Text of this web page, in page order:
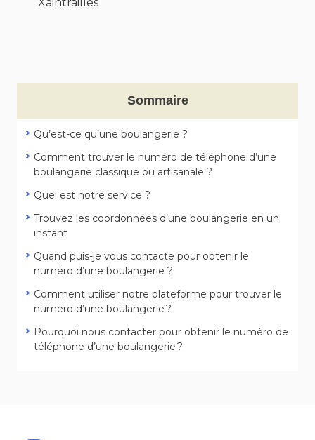
Sommaire
Qu’est-ce qu’une boulangerie ?
Comment trouver le numéro de téléphone d’une
boulangerie classique ou artisanale ?
Quel est notre service ?
Trouvez les coordonnées d’une boulangerie en un
instant
Quand puis-je vous contacte pour obtenir le
numéro d’une boulangerie ?
Comment utiliser notre plateforme pour trouver le
numéro d’une boulangerie ?
Pourquoi nous contacter pour obtenir le numéro de
téléphone d’une boulangerie ?